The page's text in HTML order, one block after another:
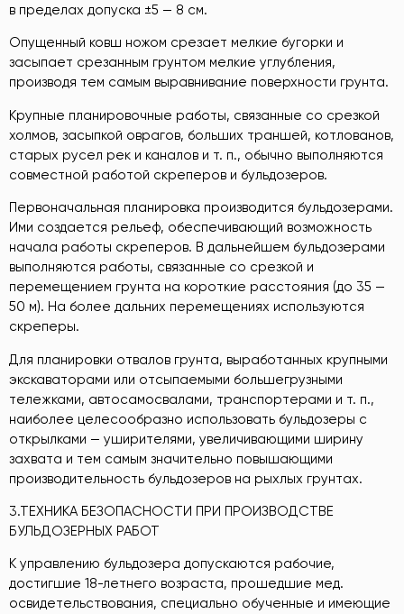
в пределах допуска ±5 — 8 см.
Опущенный ковш ножом срезает мелкие бугорки и
засыпает срезанным грунтом мелкие углубления,
производя тем самым выравнивание поверхности грунта.
Крупные планировочные работы, связанные со срезкой
холмов, засыпкой оврагов, больших траншей, котлованов,
старых русел рек и каналов и т. п., обычно выполняются
совместной работой скреперов и бульдозеров.
Первоначальная планировка производится бульдозерами.
Ими создается рельеф, обеспечивающий возможность
начала работы скреперов. В дальнейшем бульдозерами
выполняются работы, связанные со срезкой и
перемещением грунта на короткие расстояния (до 35 —
50 м). На более дальних перемещениях используются
скреперы.
Для планировки отвалов грунта, выработанных крупными
экскаваторами или отсыпаемыми большегрузными
тележками, автосамосвалами, транспортерами и т. п.,
наиболее целесообразно использовать бульдозеры с
открылками — уширителями, увеличивающими ширину
захвата и тем самым значительно повышающими
производительность бульдозеров на рыхлых грунтах.
3.ТЕХНИКА БЕЗОПАСНОСТИ ПРИ ПРОИЗВОДСТВЕ
БУЛЬДОЗЕРНЫХ РАБОТ
К управлению бульдозера допускаются рабочие,
достигшие 18-летнего возраста, прошедшие мед.
освидетельствования, специально обученные и имеющие